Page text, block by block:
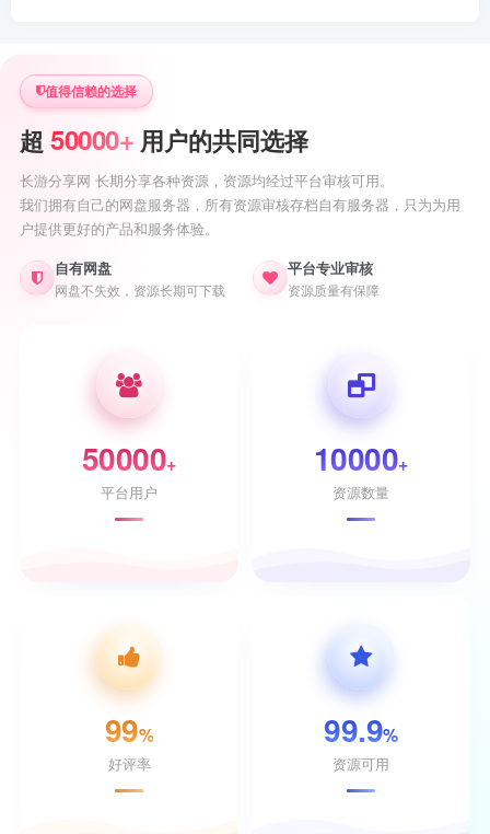
值得信赖的选择
超 50000+ 用户的共同选择
长游分享网 长期分享各种资源，资源均经过平台审核可用。
我们拥有自己的网盘服务器，所有资源审核存档自有服务器，只为为用
户提供更好的产品和服务体验。
自有网盘
网盘不失效，资源长期可下载
平台专业审核
资源质量有保障
50000+
平台用户
10000+
资源数量
99%
好评率
99.9%
资源可用